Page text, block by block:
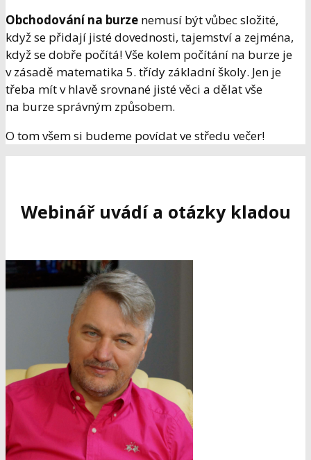
Obchodování na burze nemusí být vůbec složité,
když se přidají jisté dovednosti, tajemství a zejména,
když se dobře počítá! Vše kolem počítání na burze je
v zásadě matematika 5. třídy základní školy. Jen je
třeba mít v hlavě srovnané jisté věci a dělat vše
na burze správným způsobem.
O tom všem si budeme povídat ve středu večer!
Webinář uvádí a otázky kladou